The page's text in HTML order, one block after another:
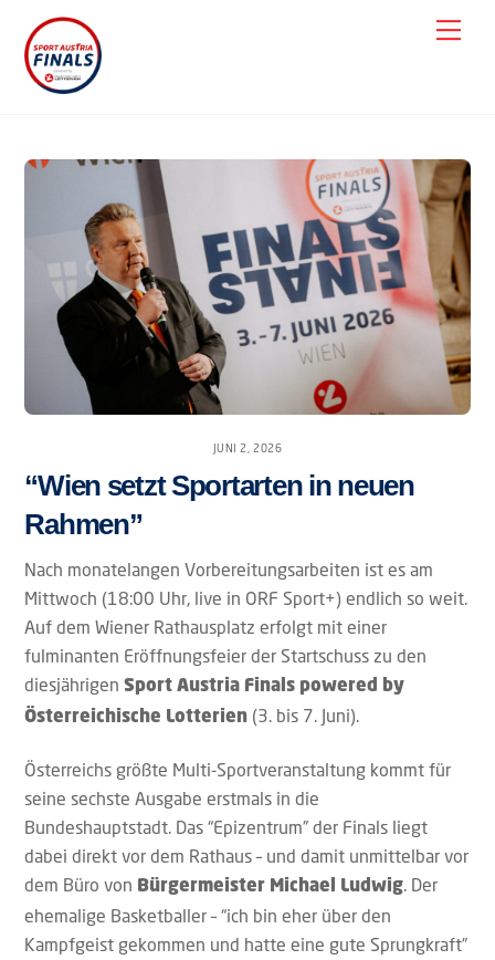
content
JUNI 2, 2026
“Wien setzt Sportarten in neuen
Rahmen”
Nach monatelangen Vorbereitungsarbeiten ist es am
Mittwoch (18:00 Uhr, live in ORF Sport+) endlich so weit.
Auf dem Wiener Rathausplatz erfolgt mit einer
fulminanten Eröffnungsfeier der Startschuss zu den
diesjährigenSport Austria Finals powered by
Österreichische Lotterien (3. bis 7. Juni).
Österreichs größte Multi-Sportveranstaltung kommt für
seine sechste Ausgabe erstmals in die
Bundeshauptstadt. Das “Epizentrum” der Finals liegt
dabei direkt vor dem Rathaus – und damit unmittelbar vor
dem Büro von Bürgermeister Michael Ludwig. Der
ehemalige Basketballer – “ich bin eher über den
Kampfgeist gekommen und hatte eine gute Sprungkraft”